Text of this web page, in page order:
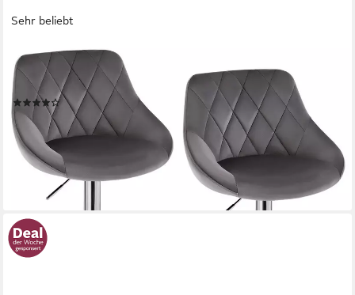
Sehr beliebt
WOLTU
Barhocker (2 St), gepolsterte Sitzfläche, Höhenverstellbar
Drehbar
(151)
ab 93,48 € UVP
199,99 €
(46,74 €/ 1 Stk)
-53%
lieferbar - in 3-4 Werktagen bei dir